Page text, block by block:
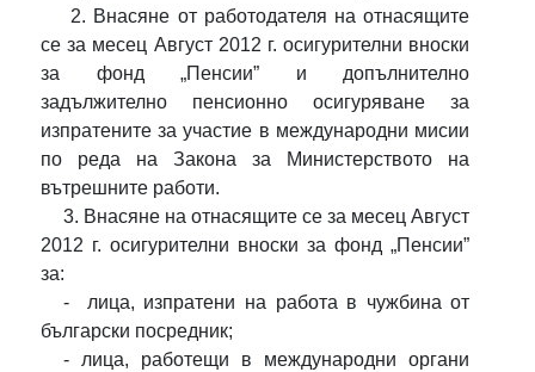
2. Внасяне от работодателя на отнасящите
се за месец Август 2012 г. осигурителни вноски
за фонд „Пенсии” и допълнително
задължително пенсионно осигуряване за
изпратените за участие в международни мисии
по реда на Закона за Министерството на
вътрешните работи.
3. Внасяне на отнасящите се за месец Август
2012 г. осигурителни вноски за фонд „Пенсии”
за:
-
лица, изпратени на работа в чужбина от
български посредник;
- лица, работещи в международни органи